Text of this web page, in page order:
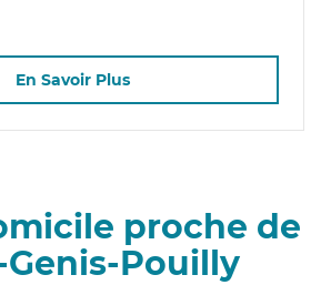
En Savoir Plus
proche de
Pouilly